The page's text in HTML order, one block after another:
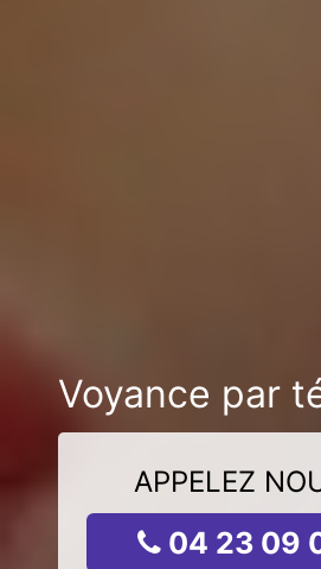
Voyance par
APPELEZ
04 23 09